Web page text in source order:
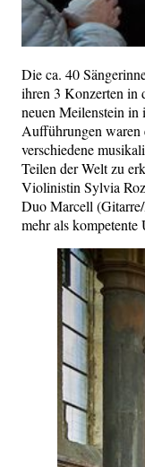
Die ca. 40
ihren 3 Konzerten in
neuen Meilenstein in
Aufführungen waren
verschiedene
Teilen der Welt zu
Violinistin Sylvia
Duo Marcell
mehr als kompetente